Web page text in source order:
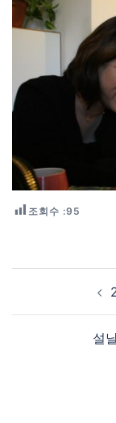
조회수 :95
Post navigation
설